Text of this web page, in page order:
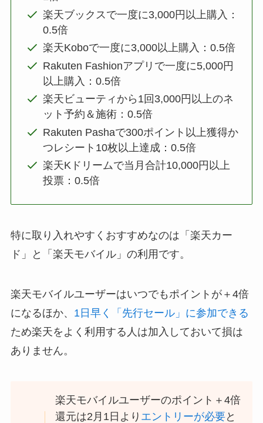
楽天ブックスで一度に3,000円以上購入：
0.5倍
楽天Koboで一度に3,000以上購入：0.5倍
Rakuten Fashionアプリで一度に5,000円
以上購入：0.5倍
楽天ビューティから1回3,000円以上のネ
ット予約＆施術：0.5倍
Rakuten Pashaで300ポイント以上獲得か
つレシート10枚以上達成：0.5倍
楽天Kドリームで当月合計10,000円以上
投票：0.5倍
特に取り入れやすくおすすめなのは「楽天カー
ド」と「楽天モバイル」の利用です。
楽天モバイルユーザーはいつでもポイントが＋4倍
になるほか、 1日早く「先行セール」に参加できる
ため楽天をよく利用する人は加入しておいて損は
ありません。
楽天モバイルユーザーのポイント＋4倍
還元は2月1日より エントリーが必要と